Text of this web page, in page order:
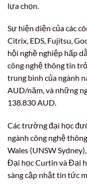
lựa chọn.
Sự hiện diện của các
Citrix, EDS, Fujitsu,
hội nghề nghiệp hấp
công nghệ thông tin
trung bình của ngành
AUD/năm, và những
138.830 AUD.
Các trường đại học
ngành công nghệ
Wales (UNSW
Đại học Curtin và Đại
sàng cập nhật tin tức